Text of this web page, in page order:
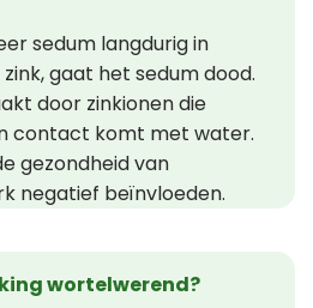
sedum langdurig in
gaat het sedum dood.
door zinkionen die
contact komt met water.
gezondheid van
negatief beïnvloeden.
wortelwerend?